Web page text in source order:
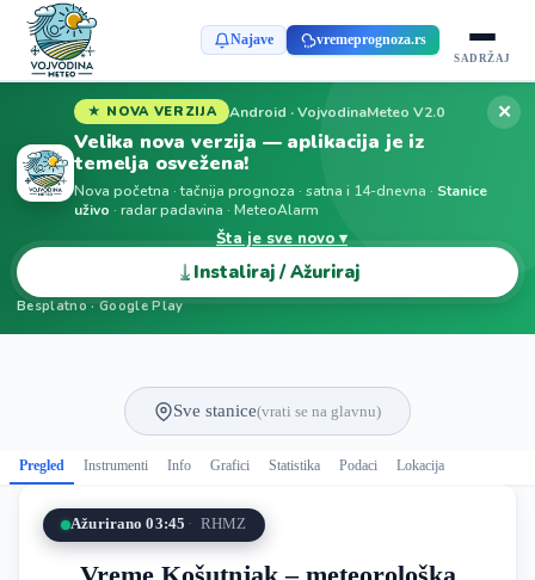
Najave vremeprognoza.rs
SADRŽAJ
★ NOVA VERZIJA Android · VojvodinaMeteo V2.0
Velika nova verzija — aplikacija je iz
temelja osvežena!
Nova početna · tačnija prognoza · satna i 14-dnevna · Stanice
uživo · radar padavina · MeteoAlarm
Šta je sve novo ▾
⤓ Instaliraj / Ažuriraj
Besplatno · Google Play
✕
Sve stanice(vrati se na glavnu)
Pregled Instrumenti Info Grafici Statistika Podaci Lokacija
Ažurirano 03:45 RHMZ